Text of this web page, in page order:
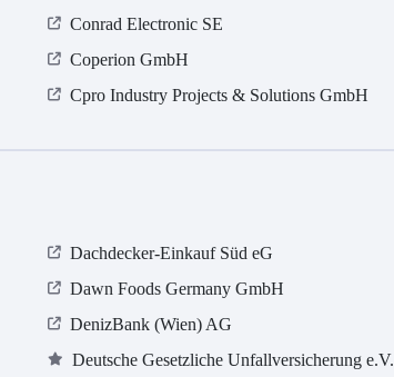
Conrad Electronic SE
Coperion GmbH
Cpro Industry Projects & Solutions GmbH
Dachdecker-Einkauf Süd eG
Dawn Foods Germany GmbH
DenizBank (Wien) AG
Deutsche Gesetzliche Unfallversicherung e.V.